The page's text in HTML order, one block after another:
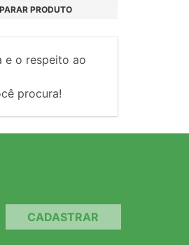
PRODUTO
e o respeito ao
procura!
CADASTRAR